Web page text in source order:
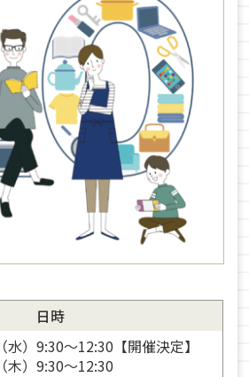
日時
）9:30〜12:30【開催決定】
木）9:30〜12:30